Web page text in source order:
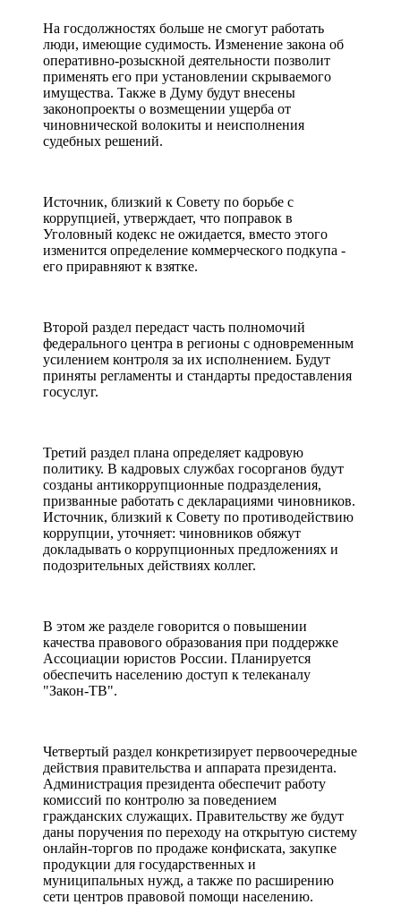
На госдолжностях больше не смогут работать
люди, имеющие судимость. Изменение закона об
оперативно-розыскной деятельности позволит
применять его при установлении скрываемого
имущества. Также в Думу будут внесены
законопроекты о возмещении ущерба от
чиновнической волокиты и неисполнения
судебных решений.
Источник, близкий к Совету по борьбе с
коррупцией, утверждает, что поправок в
Уголовный кодекс не ожидается, вместо этого
изменится определение коммерческого подкупа -
его приравняют к взятке.
Второй раздел передаст часть полномочий
федерального центра в регионы с одновременным
усилением контроля за их исполнением. Будут
приняты регламенты и стандарты предоставления
госуслуг.
Третий раздел плана определяет кадровую
политику. В кадровых службах госорганов будут
созданы антикоррупционные подразделения,
призванные работать с декларациями чиновников.
Источник, близкий к Совету по противодействию
коррупции, уточняет: чиновников обяжут
докладывать о коррупционных предложениях и
подозрительных действиях коллег.
В этом же разделе говорится о повышении
качества правового образования при поддержке
Ассоциации юристов России. Планируется
обеспечить населению доступ к телеканалу
"Закон-ТВ".
Четвертый раздел конкретизирует первоочередные
действия правительства и аппарата президента.
Администрация президента обеспечит работу
комиссий по контролю за поведением
гражданских служащих. Правительству же будут
даны поручения по переходу на открытую систему
онлайн-торгов по продаже конфиската, закупке
продукции для государственных и
муниципальных нужд, а также по расширению
сети центров правовой помощи населению.